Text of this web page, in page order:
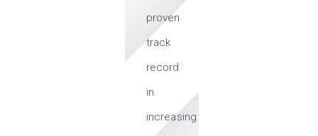
proven
track
record
in
increasing